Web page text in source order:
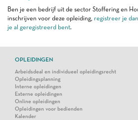
Ben je een bedrijf uit de sector Stoffering en
inschrijven voor deze opleiding, registreer je
je al geregistreerd bent.
OPLEIDINGEN
Arbeidsdeal en individueel opleidingsrecht
Opleidingsplanning
Interne opleidingen
Externe opleidingen
Online opleidingen
Opleidingen voor bedienden
Kalender